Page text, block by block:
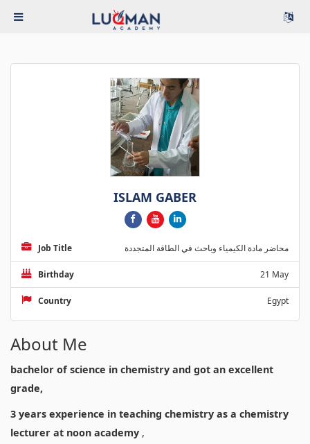
ISLAM GABER
Job Title محاضر مادة الكيمياء وباحث في الطاقة المتجددة
Birthday 21 May
Country Egypt
About Me
bachelor of science in chemistry and got an excellent
grade,
3 years experience in teaching chemistry as a chemistry
lecturer at noon academy ,